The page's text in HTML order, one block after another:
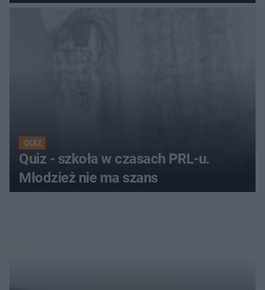
QUIZ
Quiz - szkoła w czasach PRL-u.
Młodzież nie ma szans